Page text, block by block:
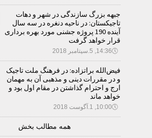
جبهه بزرگ سازندگی در شهر و دهات
تاجیکستان: در ناحیه دنغره در سه سال
آینده 190 پروژه جشنی مورد بهره برداری
قرار خواهد گرفت
🕔14:36, 5.سپتامبر 2018
فیض‌الله براتزاده: در فرهنگ ملت تاجیک
و در مقررات دینی و مذهبی آن به مهمان
ارج و احترام گذاشتن در مقام اول بود و
خواهد ماند
🕔10:00, 1.آگوست 2018
همه مطالب بخش